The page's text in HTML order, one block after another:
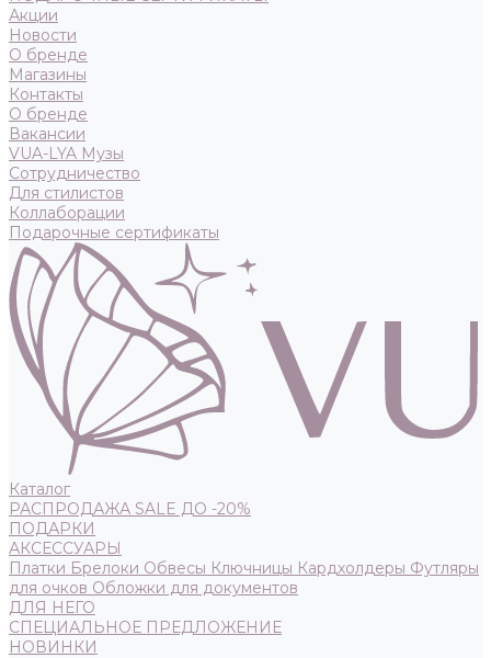
Акции
Новости
О бренде
Магазины
Контакты
О бренде
Вакансии
VUA-LYA Музы
Сотрудничество
Для стилистов
Коллаборации
Подарочные сертификаты
Каталог
РАСПРОДАЖА SALE ДО -20%
ПОДАРКИ
АКСЕССУАРЫ
Платки Брелоки Обвесы Ключницы Кардхолдеры Футляры
для очков Обложки для документов
ДЛЯ НЕГО
СПЕЦИАЛЬНОЕ ПРЕДЛОЖЕНИЕ
НОВИНКИ